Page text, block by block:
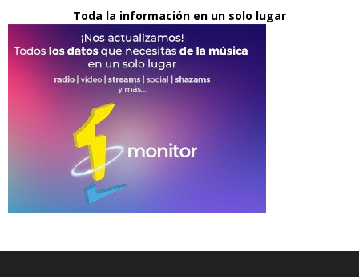
Toda la información en un solo lugar